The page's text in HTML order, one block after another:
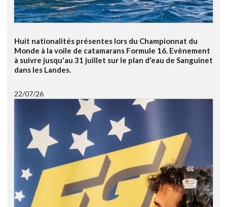
Huit nationalités présentes lors du Championnat du
Monde à la voile de catamarans Formule 16. Evènement
à suivre jusqu'au 31 juillet sur le plan d'eau de Sanguinet
dans les Landes.
22/07/26